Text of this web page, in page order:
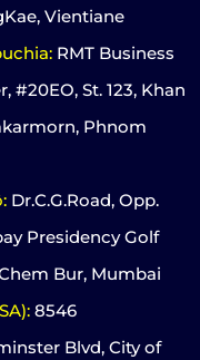
Vientiane
RMT Business
#20EO, St. 123, Khan
Phnom
Dr.C.G.Road, Opp.
Presidency Golf
Bur, Mumbai
8546
Blvd, City of